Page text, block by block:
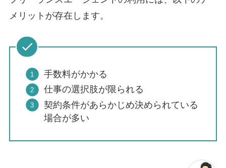
メリットが存在します。
手数料がかかる
仕事の選択肢が限られる
契約条件があらかじめ決められている
場合が多い